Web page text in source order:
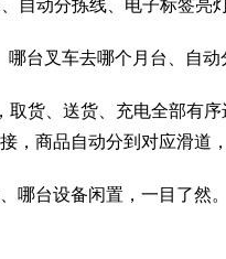
台叉车去哪个月台、自
货、送货、充电全部有
，商品自动分到对应滑道
哪台设备闲置，一目了然